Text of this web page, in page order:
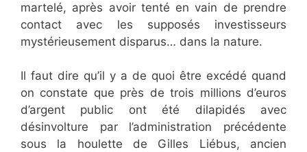
martelé, après avoir tenté en vain de prendre
contact avec les supposés investisseurs
mystérieusement disparus… dans la nature.
Il faut dire qu’il y a de quoi être excédé quand
on constate que près de trois millions d’euros
d’argent public ont été dilapidés avec
désinvolture par l’administration précédente
sous la houlette de Gilles Liébus, ancien